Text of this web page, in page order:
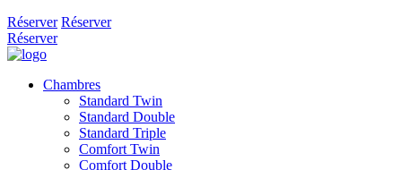
Réserver Réserver
Réserver
Chambres
Standard Twin
Standard Double
Standard Triple
Comfort Twin
Comfort Double